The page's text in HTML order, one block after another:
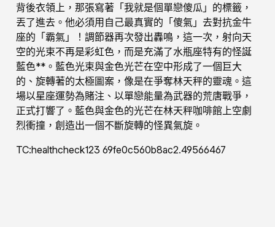
背後衣領上，那張寫著「我就是個單戀傻瓜」的標籤，
丟了進去。他必須用自己最真實的「傻氣」去對抗金牛
座的「霸氣」！調節器再次發出轟鳴，這一次，射向天
空的光束不再是彩虹色，而是充滿了水瓶座特有的怪誕
藍色**。藍色光束與金色光芒在空中形成了一個巨大
的、旋轉著的太極圖案，像是在爭奪林天秤的靈魂。這
場以星座運勢為賭注、以單戀能量為武器的荒唐戰爭，
正式打響了。藍色與金色的光芒在林天秤咖啡館上空劇
烈衝撞，創造出一個不斷旋轉的怪異氣旋。
TC:healthcheck123 69fe0c560b8ac2.49566467